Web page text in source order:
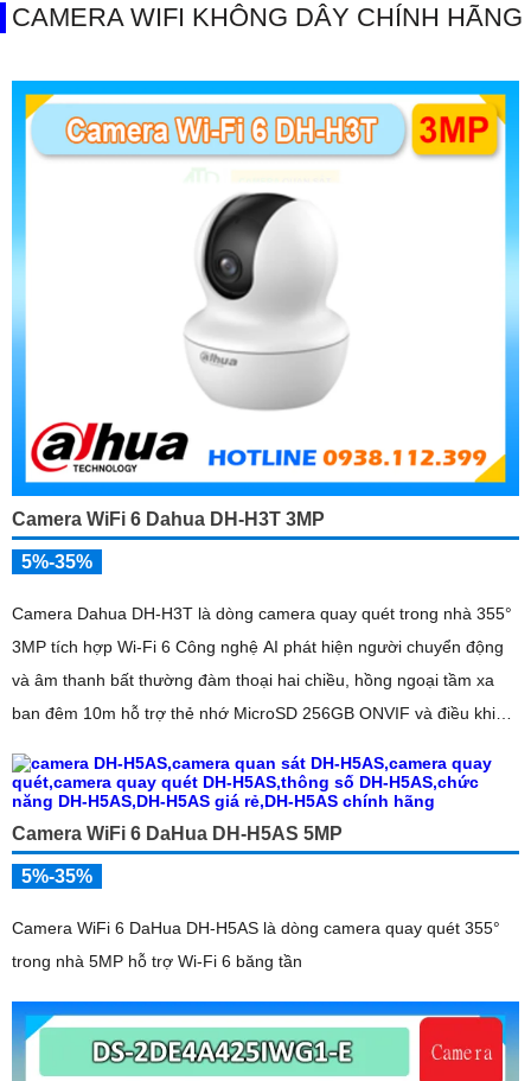
CAMERA WIFI KHÔNG DÂY CHÍNH HÃNG
Camera WiFi 6 Dahua DH-H3T 3MP
5%-35%
Camera Dahua DH-H3T là dòng camera quay quét trong nhà 355°
3MP tích hợp Wi-Fi 6 Công nghệ AI phát hiện người chuyển động
và âm thanh bất thường đàm thoại hai chiều, hồng ngoại tầm xa
ban đêm 10m hỗ trợ thẻ nhớ MicroSD 256GB ONVIF và điều khiển
Camera WiFi 6 DaHua DH-H5AS 5MP
5%-35%
Camera WiFi 6 DaHua DH-H5AS là dòng camera quay quét 355°
trong nhà 5MP hỗ trợ Wi-Fi 6 băng tần